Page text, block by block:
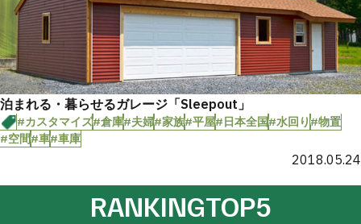
泊まれる・暮らせるガレージ「Sleepout」
#カスタマイズ#倉庫#夫婦#家族#平屋#日本全国#水回り#物置
#空間#車#車庫
2018.05.24
RANKINGTOP5